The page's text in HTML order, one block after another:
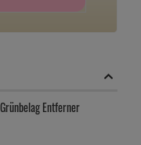
Entferner